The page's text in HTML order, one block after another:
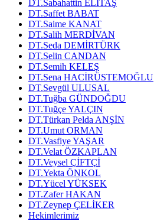
DT.Sabahattin ELİTAŞ
DT.Saffet BABAT
DT.Saime KANAT
DT.Salih MERDİVAN
DT.Seda DEMİRTÜRK
DT.Selin CANDAN
DT.Semih KELEŞ
DT.Sena HACİRÜSTEMOĞLU
DT.Sevgül ULUSAL
DT.Tuğba GÜNDOĞDU
DT.Tuğçe YALÇIN
DT.Türkan Pelda ANŞİN
DT.Umut ORMAN
DT.Vasfiye YAŞAR
DT.Velat ÖZKAPLAN
DT.Veysel ÇİFTÇİ
DT.Yekta ÖNKOL
DT.Yücel YÜKSEK
DT.Zafer HAKAN
DT.Zeynep ÇELİKER
Hekimlerimiz